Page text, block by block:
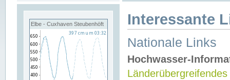
Elbe - Cuxhaven Steubenhöft Interessante
Nationale Links
Hochwasser-